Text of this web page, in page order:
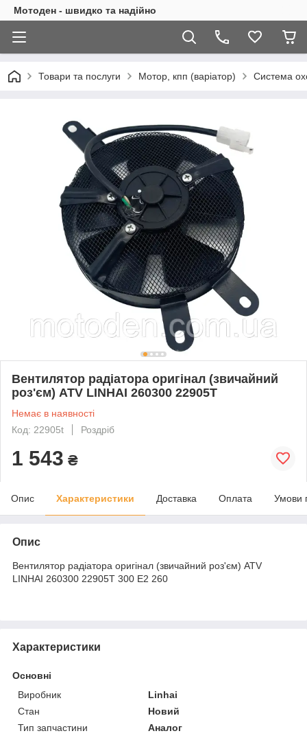
Мотоден - швидко та надійно
Товари та послуги Мотор, кпп (варіатор) Система
Вентилятор радіатора оригінал (звичайний
роз'єм) ATV LINHAI 260300 22905T
Немає в наявності
Код: 22905t
Роздріб
1 543 ₴
Опис Характеристики Доставка Оплата Умови
Опис
Вентилятор радіатора оригінал (звичайний роз'єм) ATV
LINHAI 260300 22905T 300 E2 260
Характеристики
Основні
Виробник
Linhai
Стан
Новий
Тип запчастини
Аналог